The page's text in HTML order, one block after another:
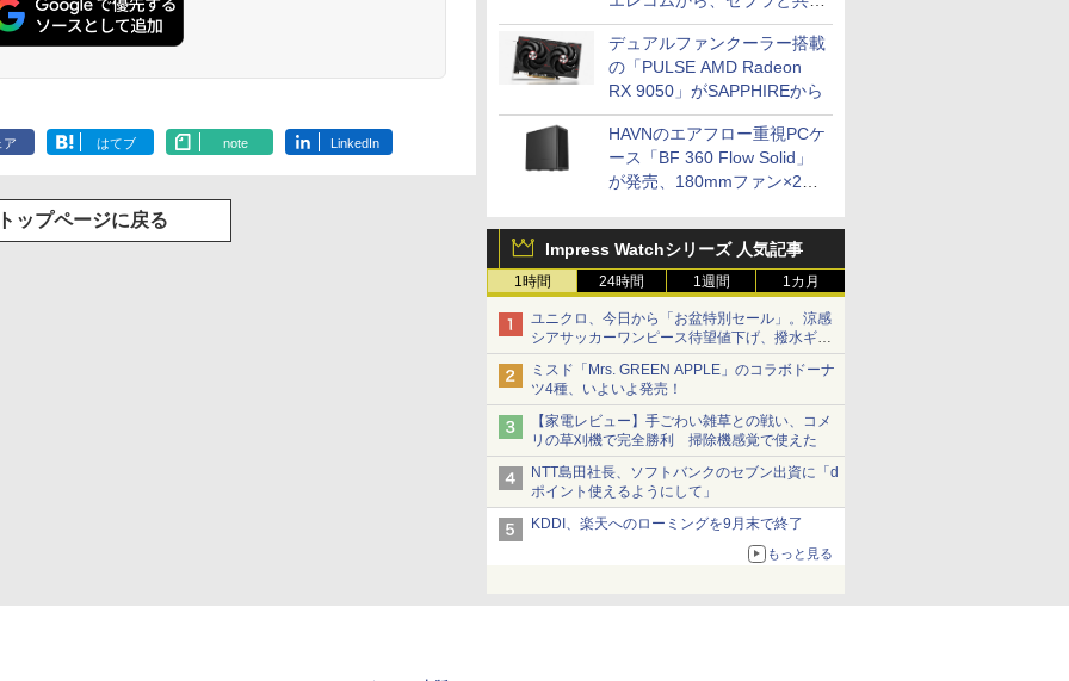
開発
デュアルファンクーラー搭載
の「PULSE AMD Radeon
RX 9050」がSAPPHIREから
HAVNのエアフロー重視PCケ
ース「BF 360 Flow Solid」
が発売、180mmファン×2搭
Impress Watchシリーズ 人気記事
1時間 24時間 1週間 1カ月
ユニクロ、今日から「お盆特別セール」。涼感
シアサッカーワンピース待望値下げ、撥水ギア
ショーツは1990円に
ミスド「Mrs. GREEN APPLE」のコラボドーナ
ツ4種、いよいよ発売！
【家電レビュー】手ごわい雑草との戦い、コメ
リの草刈機で完全勝利 掃除機感覚で使えた
NTT島田社長、ソフトバンクのセブン出資に「d
ポイント使えるようにして」
KDDI、楽天へのローミングを9月末で終了
もっと見る
ア はてブ note LinkedIn
トップページに戻る